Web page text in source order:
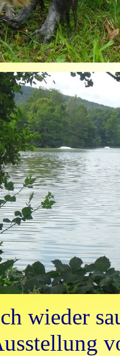
wieder